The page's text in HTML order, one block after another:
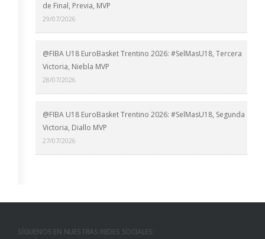
de Final, Previa, MVP
29/07/2026
@FIBA U18 EuroBasket Trentino 2026: #SelMasU18, Tercera
Victoria, Niebla MVP
28/07/2026
@FIBA U18 EuroBasket Trentino 2026: #SelMasU18, Segunda
Victoria, Diallo MVP
27/07/2026
SÍGUENOS EN NUESTRAS REDES SOCIALES: